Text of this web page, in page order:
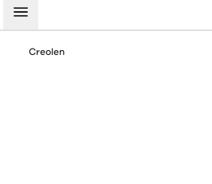
Menü
Creolen